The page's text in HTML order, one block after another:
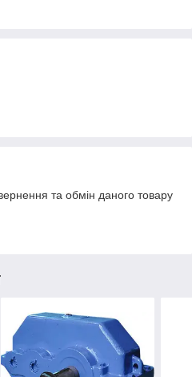
та обмін даного товару